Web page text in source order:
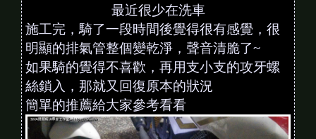
最近很少在洗車
施工完，騎了一段時間後覺得很有感覺，很
明顯的排氣管整個變乾淨，聲音清脆了~
如果騎的覺得不喜歡，再用支小支的攻牙螺
絲鎖入，那就又回復原本的狀況
簡單的推薦給大家參考看看